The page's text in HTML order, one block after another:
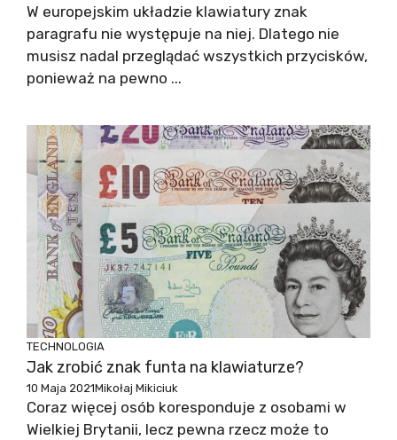
W europejskim układzie klawiatury znak
paragrafu nie występuje na niej. Dlatego nie
musisz nadal przeglądać wszystkich przycisków,
ponieważ na pewno ...
TECHNOLOGIA
Jak zrobić znak funta na klawiaturze?
10 Maja 2021Mikołaj Mikiciuk
Coraz więcej osób koresponduje z osobami w
Wielkiej Brytanii, lecz pewna rzecz może to